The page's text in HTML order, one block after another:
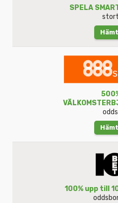
SPELA
100% upp till